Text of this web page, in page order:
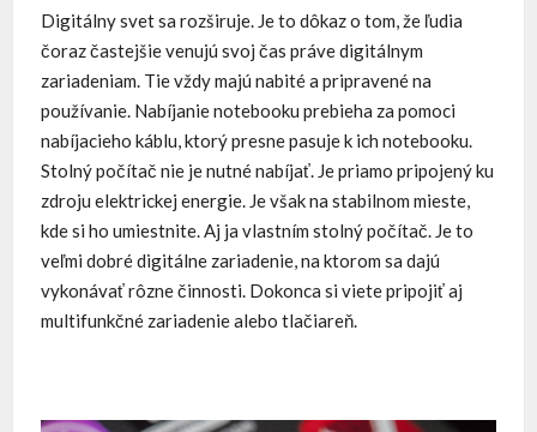
Digitálny svet sa rozširuje. Je to dôkaz o tom, že ľudia
čoraz častejšie venujú svoj čas práve digitálnym
zariadeniam. Tie vždy majú nabité a pripravené na
používanie. Nabíjanie notebooku prebieha za pomoci
nabíjacieho káblu, ktorý presne pasuje k ich notebooku.
Stolný počítač nie je nutné nabíjať. Je priamo pripojený ku
zdroju elektrickej energie. Je však na stabilnom mieste,
kde si ho umiestnite. Aj ja vlastním stolný počítač. Je to
veľmi dobré digitálne zariadenie, na ktorom sa dajú
vykonávať rôzne činnosti. Dokonca si viete pripojiť aj
multifunkčné zariadenie alebo tlačiareň.